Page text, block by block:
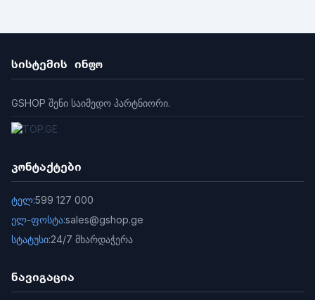
ტექნოლოგია
წონა
სისტემის ინფო
GSHOP შენი საიმედო პარტნიორი.
კონტაქტები
ტელ:599 127 000
ელ-ფოსტა:sales@gshop.ge
სტატუსი:24/7 მხარდაჭერა
ნავიგაცია